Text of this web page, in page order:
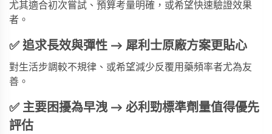
尤其適合初次嘗試、預算考量明確，或希望快速驗證效果
者。
✅ 追求長效與彈性 → 犀利士原廠方案更貼心
對生活步調較不規律、或希望減少反覆用藥頻率者尤為友
善。
✅ 主要困擾為早洩 → 必利勁標準劑量值得優先
評估